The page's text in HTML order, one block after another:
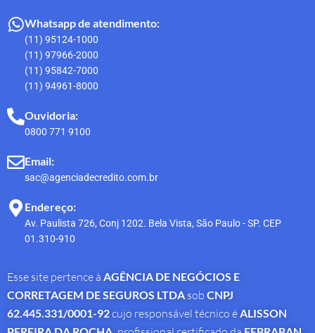
Whatsapp de atendimento:
(11) 95124-1000
(11) 97966-2000
(11) 95842-7000
(11) 94961-8000
Ouvidoria:
0800 771 9100
Email:
sac@agenciadecredito.com.br
Endereço:
Av. Paulista 726, Conj 1202. Bela Vista, São Paulo - SP. CEP
01.310-910
Esse site pertence à AGÊNCIA DE NEGÓCIOS E
CORRETAGEM DE SEGUROS LTDA sob CNPJ
62.445.331/0001-92cujo responsável técnico é ALISSON